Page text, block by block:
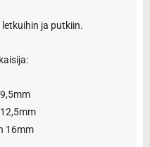
letkuihin ja putkiin.
16mm